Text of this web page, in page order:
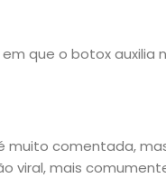
que o botox auxilia
muito comentada,
viral, mais